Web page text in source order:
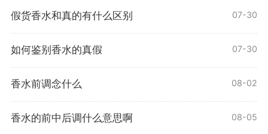
假货香水和真的有什么区别 07-30
如何鉴别香水的真假 07-30
香水前调念什么 08-02
香水的前中后调什么意思啊 08-05